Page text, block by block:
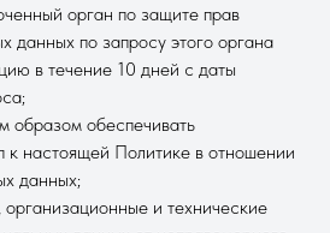
орган по защите прав
данных по запросу этого органа
в течение 10 дней с даты
образом обеспечивать
к настоящей Политике в отношении
данных;
и технические